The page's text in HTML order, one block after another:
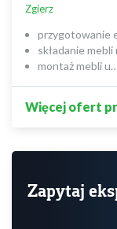
Zgierz
przygotowanie
składanie
montaż mebli
Więcej ofert
Zapytaj